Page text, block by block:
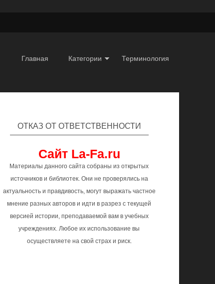
Главная Категории Терминология
ОТКАЗ ОТ ОТВЕТСТВЕННОСТИ
Сайт La-Fa.ru
Материалы данного сайта собраны из открытых
источников и библиотек. Они не проверялись на
актуальность и правдивость, могут выражать частное
мнение разных авторов и идти в разрез с текущей
версией истории, преподаваемой вам в учебных
учреждениях. Любое их использование вы
осуществляете на свой страх и риск.